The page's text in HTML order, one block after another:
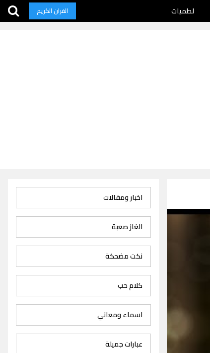
لطميات القران الكريم
اخبار ومقالات
الغاز صعبة
نكت مضحكة
كلام حب
اسماء ومعاني
عبارات جميلة